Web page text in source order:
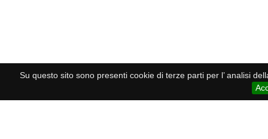
Su questo sito sono presenti cookie di terze parti per l’ analisi